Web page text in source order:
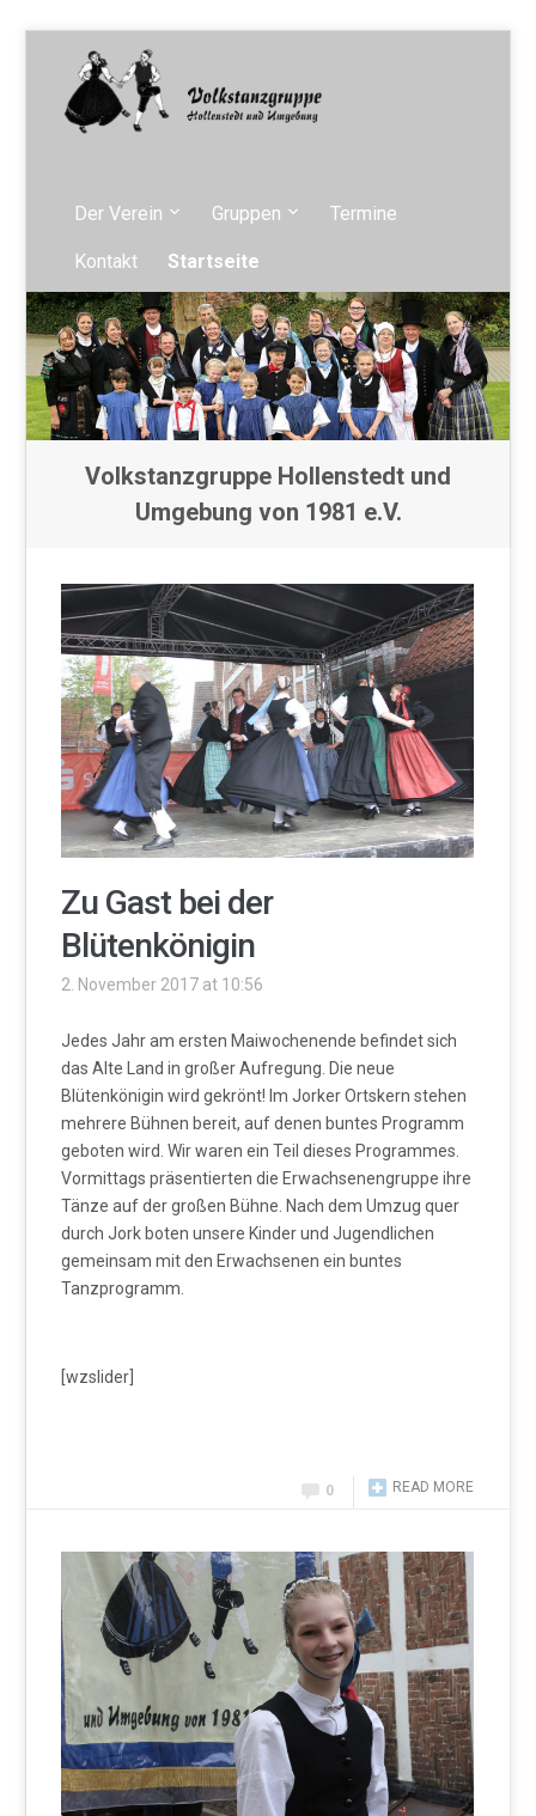
Der Verein Gruppen Termine
Kontakt Startseite
Volkstanzgruppe Hollenstedt und
Umgebung von 1981 e.V.
Zu Gast bei der
Blütenkönigin
2. November 2017 at 10:56
Jedes Jahr am ersten Maiwochenende befindet sich
das Alte Land in großer Aufregung. Die neue
Blütenkönigin wird gekrönt! Im Jorker Ortskern stehen
mehrere Bühnen bereit, auf denen buntes Programm
geboten wird. Wir waren ein Teil dieses Programmes.
Vormittags präsentierten die Erwachsenengruppe ihre
Tänze auf der großen Bühne. Nach dem Umzug quer
durch Jork boten unsere Kinder und Jugendlichen
gemeinsam mit den Erwachsenen ein buntes
Tanzprogramm.
[wzslider]
READ MORE
0